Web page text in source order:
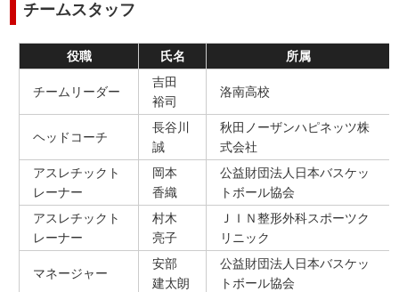
チームスタッフ
役職 氏名 所属
チームリーダー
吉田
裕司
洛南高校
ヘッドコーチ
長谷川
誠
秋田ノーザンハピネッツ株
式会社
アスレチックト
レーナー
岡本
香織
公益財団法人日本バスケッ
トボール協会
アスレチックト
レーナー
村木
亮子
ＪＩＮ整形外科スポーツク
リニック
マネージャー
安部
建太朗
公益財団法人日本バスケッ
トボール協会